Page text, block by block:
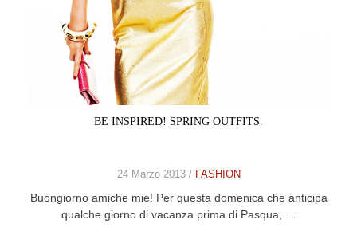
PRESS
CONTACT
ABOUT
HOME
BE INSPIRED! SPRING OUTFITS.
24 Marzo 2013 / FASHION
Buongiorno amiche mie! Per questa domenica che anticipa
qualche giorno di vacanza prima di Pasqua, …